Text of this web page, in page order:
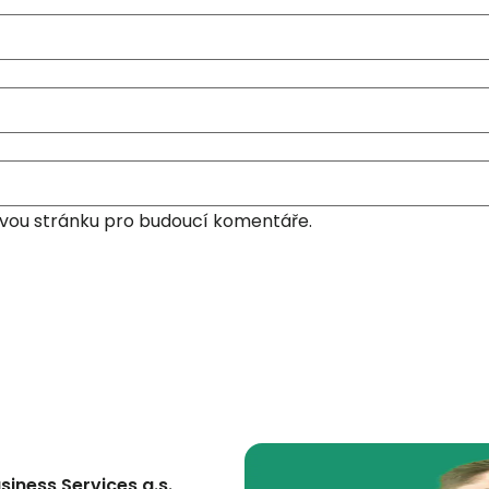
stránku pro budoucí komentáře.